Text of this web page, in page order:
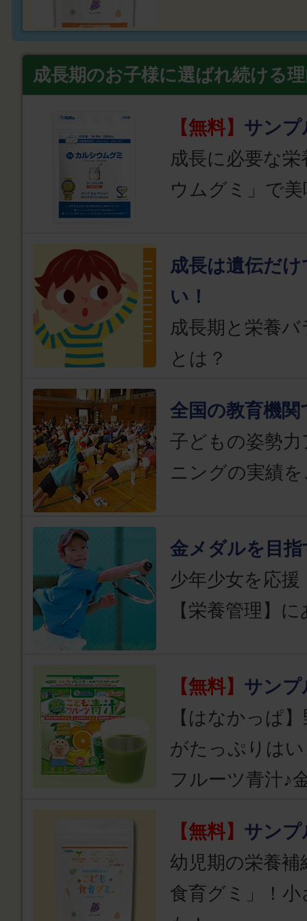
成長期のお子様に選ばれ続ける
【無料】 サンプ
成長に必要な
ウムグミ」で
成長は遺伝だ
い！
成長期と栄養
とは？
全国の教育機関
子どもの姿勢
ニングの実績
金メダルを目指
少年少女を応
【栄養管理】
【無料】 サンプ
【はなかっぱ
がたっぷりは
フルーツ青汁♪
【無料】 サンプ
幼児期の栄養
食育グミ」！